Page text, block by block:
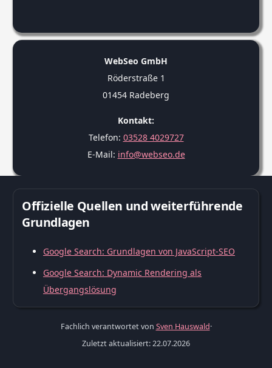
WebSeo GmbH
Röderstraße 1
01454 Radeberg
Kontakt:
Telefon: 03528 4029727
E-Mail: info@webseo.de
Offizielle Quellen und weiterführende
Grundlagen
Google Search: Grundlagen von JavaScript-SEO
Google Search: Dynamic Rendering als
Übergangslösung
Fachlich verantwortet von Sven Hauswald·
Zuletzt aktualisiert: 22.07.2026